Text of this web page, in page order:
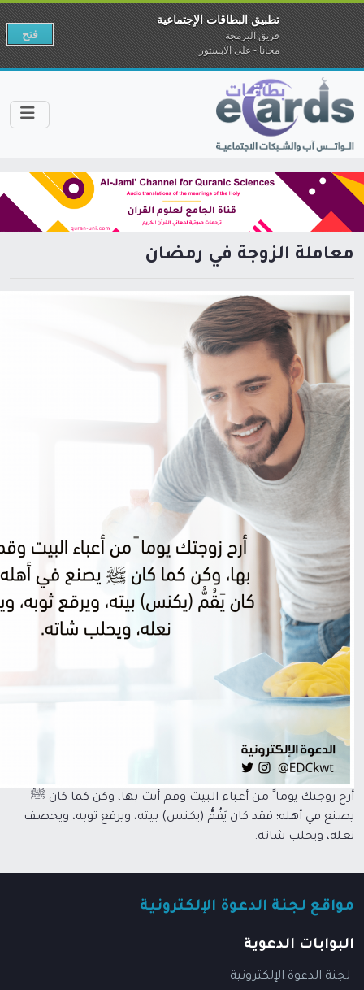
معاملة الزوجة في رمضان
أرح زوجتك يوما ً من أعباء البيت وقم أنت بها، وكن كما كان ﷺ
يصنع في أهله؛ فقد كان يَقُمُّ (يكنس) بيته، ويرقع ثوبه، ويخصف
نعله، ويحلب شاته.
مواقع لجنة الدعوة الإلكترونية
البوابات الدعوية
لجنة الدعوة الإلكترونية
تطبيق البطاقات الإجتماعية
فريق البرمجة
مجانا - على الآبستور
فتح